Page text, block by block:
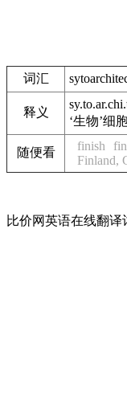
词汇
释义
‘生物’细
随便看 finish
Finland,
比价网英语在线翻译